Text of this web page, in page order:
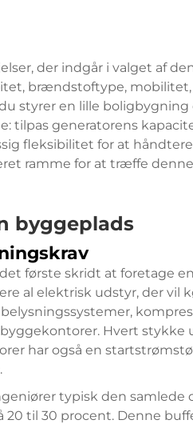
der indgår i valget af
brændstoftype, mobilitet,
styrer en lille boligbygning
tilpas generatorens
fleksibilitet for at
ramme for at træffe
byggeplads
det første skridt at foretage
al elektrisk udstyr, der vil
Hvert stykke
har også en
typisk den samlede
til 30 procent. Denne